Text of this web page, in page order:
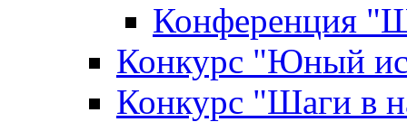
Конференция
Конкурс "Юный
Конкурс "Шаги в